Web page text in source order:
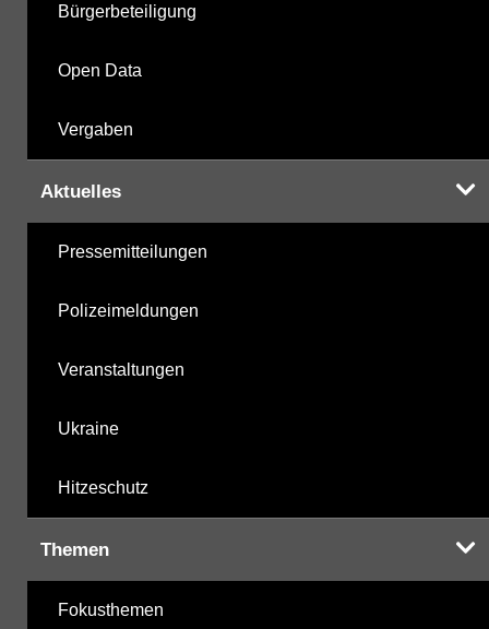
Bürgerbeteiligung
Open Data
Vergaben
Aktuelles
Pressemitteilungen
Polizeimeldungen
Veranstaltungen
Ukraine
Hitzeschutz
Themen
Fokusthemen